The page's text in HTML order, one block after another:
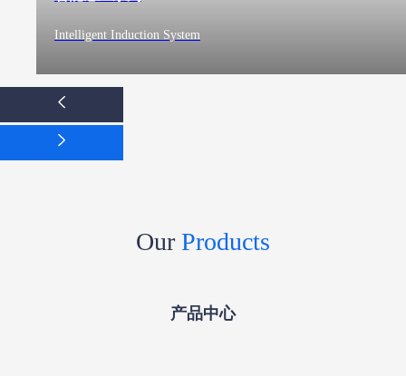
Intelligent Induction System
Our Products
产品中心